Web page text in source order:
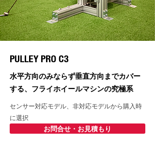
PULLEY PRO C3
​水平方向のみならず垂直方向までカバー
する、フライホイールマシンの究極系
センサー対応モデル、非対応モデルから購入時
に選択
お問合せ・お見積もり